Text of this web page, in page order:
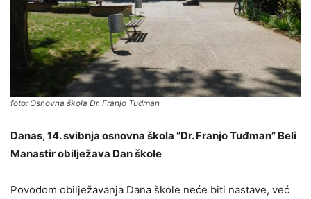
foto: Osnovna škola Dr. Franjo Tuđman
Danas, 14. svibnja osnovna škola “Dr. Franjo Tuđman” Beli
Manastir obilježava Dan škole
Povodom obilježavanja Dana škole neće biti nastave, već